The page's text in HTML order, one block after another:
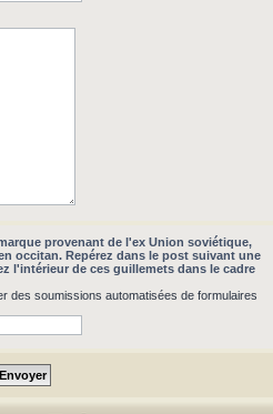
provenant de l'ex Union soviétique,
occitan. Repérez dans le post suivant une
l'intérieur de ces guillemets dans le cadre
des soumissions automatisées de formulaires